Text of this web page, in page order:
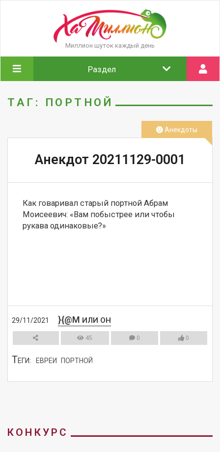
Миллион шуток каждый день
Раздел
ТАГ: ПОРТНОЙ
Анекдот 20211129-0001
Как говаривал старый портной Абрам
Моисеевич: «Вам побыстрее или чтобы
рукава одинаковые?»
29/11/2021 }{@M ИЛИ ОН
45 0 0
Анекдоты
ТЕГИ: ЕВРЕИ ПОРТНОЙ
КОНКУРС